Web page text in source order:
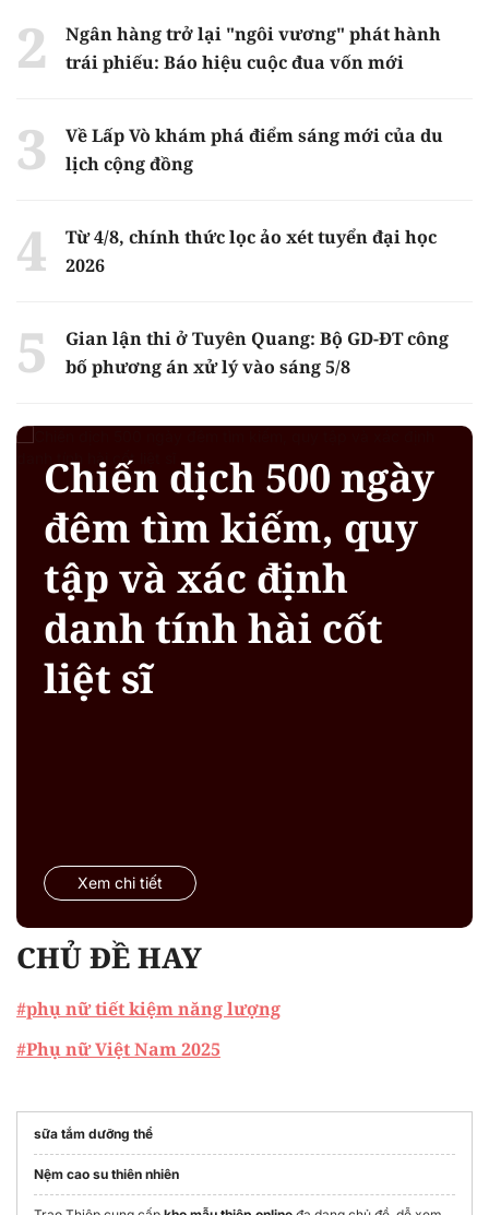
Ngân hàng trở lại "ngôi vương" phát hành
trái phiếu: Báo hiệu cuộc đua vốn mới
Về Lấp Vò khám phá điểm sáng mới của du
lịch cộng đồng
Từ 4/8, chính thức lọc ảo xét tuyển đại học
2026
Gian lận thi ở Tuyên Quang: Bộ GD-ĐT công
bố phương án xử lý vào sáng 5/8
Chiến dịch 500 ngày
đêm tìm kiếm, quy
tập và xác định
danh tính hài cốt
liệt sĩ
Xem chi tiết
CHỦ ĐỀ HAY
#phụ nữ tiết kiệm năng lượng
#Phụ nữ Việt Nam 2025
sữa tắm dưỡng thể
Nệm cao su thiên nhiên